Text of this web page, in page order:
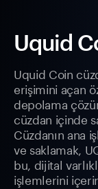
Uquid
Uquid Coin
erişimini açan
depolama
cüzdan içinde
Cüzdanın ana
ve saklamak,
bu, dijital
işlemlerini